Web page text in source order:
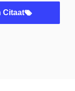
Citaat